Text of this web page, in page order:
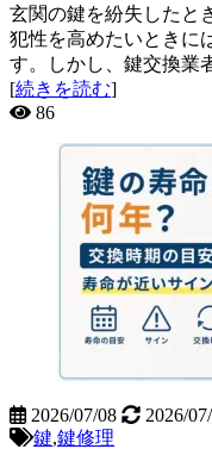
玄関の鍵を紛失したと
犯性を高めたいときに
す。しかし、鍵交換業
[続きを読む]
86
2026/07/08
2026/
鍵,鍵修理